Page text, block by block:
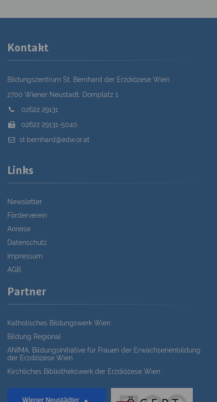
Kontakt
Bildungszentrum St. Bernhard der Erzdiözese Wien
2700 Wiener Neustadt, Domplatz 1
02622 29131
02622 29131-5040
st.bernhard@edw.or.at
Links
Newsletter
Förderverein
Anreise
Datenschutz
Impressum
AGB
Partner
Katholisches Bildungswerk Wien
Bildung Regional
ANIMA, Bildungsinitiative für Frauen der Erwachsenenbildung
der Erzdiözese Wien
Kirchliches Bibliothekswerk der Erzdiözese Wien